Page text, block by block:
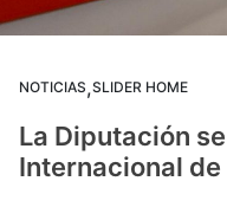
NOTICIAS,SLIDER HOME
La Diputación
Internacional